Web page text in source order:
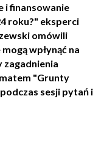
i finansowanie
roku?" eksperci
omówili
wpłynąć na
zagadnienia
"Grunty
sesji pytań i